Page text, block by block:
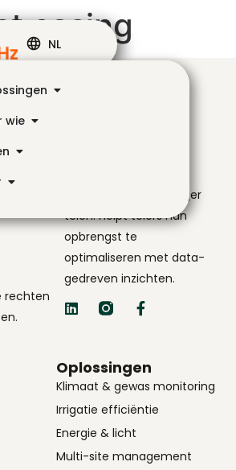
wie
NL
casing
slimmer en eenvoudiger
telen. Helpt telers hun
opbrengst te
optimaliseren met data-
gedreven inzichten.
Oplossingen
Klimaat & gewas monitoring
Irrigatie efficiëntie
Energie & licht
Multi-site management
rechten